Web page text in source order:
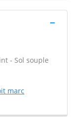
- Sol souple
marc